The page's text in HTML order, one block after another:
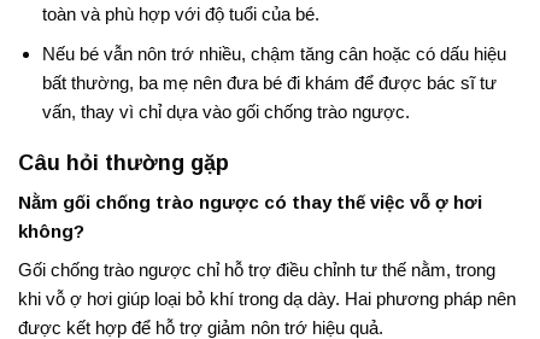
toàn và phù hợp với độ tuổi của bé.
Nếu bé vẫn nôn trớ nhiều, chậm tăng cân hoặc có dấu hiệu
bất thường, ba mẹ nên đưa bé đi khám để được bác sĩ tư
vấn, thay vì chỉ dựa vào gối chống trào ngược.
Câu hỏi thường gặp
Nằm gối chống trào ngược có thay thế việc vỗ ợ hơi
không?
Gối chống trào ngược chỉ hỗ trợ điều chỉnh tư thế nằm, trong
khi vỗ ợ hơi giúp loại bỏ khí trong dạ dày. Hai phương pháp nên
được kết hợp để hỗ trợ giảm nôn trớ hiệu quả.